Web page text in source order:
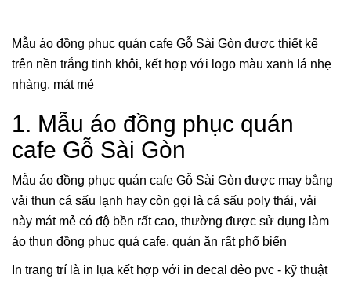
Mẫu áo đồng phục quán cafe Gỗ Sài Gòn được thiết kế
trên nền trắng tinh khôi, kết hợp với logo màu xanh lá nhẹ
nhàng, mát mẻ
1. Mẫu áo đồng phục quán
cafe Gỗ Sài Gòn
Mẫu áo đồng phục quán cafe Gỗ Sài Gòn được may bằng
vải thun cá sấu lạnh hay còn gọi là cá sấu poly thái, vải
này mát mẻ có độ bền rất cao, thường được sử dụng làm
áo thun đồng phục quá cafe, quán ăn rất phổ biến
In trang trí là in lụa kết hợp với in decal dẻo pvc - kỹ thuật